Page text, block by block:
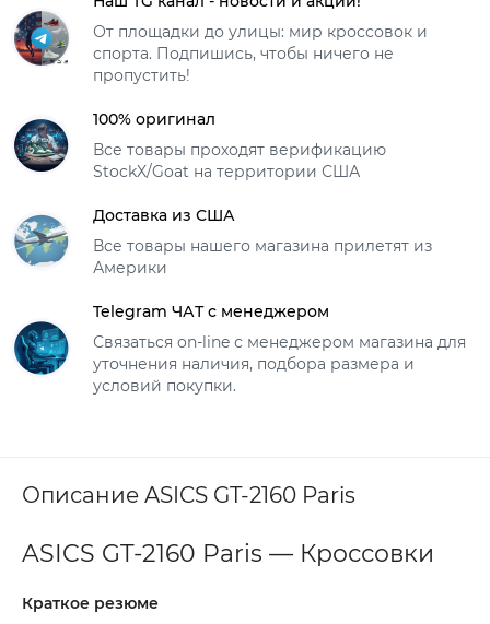
От площадки до улицы: мир кроссовок и
спорта. Подпишись, чтобы ничего не
пропустить!
100% оригинал
Все товары проходят верификацию
StockX/Goat на территории США
Доставка из США
Все товары нашего магазина прилетят из
Америки
Telegram ЧАТ с менеджером
Связаться on-line с менеджером магазина для
уточнения наличия, подбора размера и
условий покупки.
Описание ASICS GT-2160 Paris
ASICS GT-2160 Paris — Кроссовки
Краткое резюме